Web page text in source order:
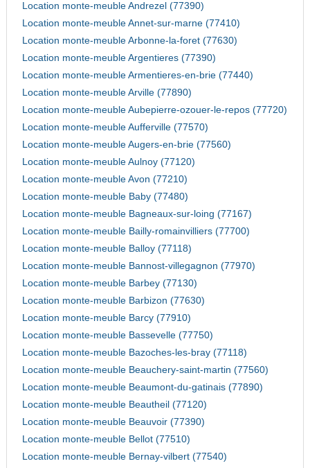
Location monte-meuble Andrezel (77390)
Location monte-meuble Annet-sur-marne (77410)
Location monte-meuble Arbonne-la-foret (77630)
Location monte-meuble Argentieres (77390)
Location monte-meuble Armentieres-en-brie (77440)
Location monte-meuble Arville (77890)
Location monte-meuble Aubepierre-ozouer-le-repos (77720)
Location monte-meuble Aufferville (77570)
Location monte-meuble Augers-en-brie (77560)
Location monte-meuble Aulnoy (77120)
Location monte-meuble Avon (77210)
Location monte-meuble Baby (77480)
Location monte-meuble Bagneaux-sur-loing (77167)
Location monte-meuble Bailly-romainvilliers (77700)
Location monte-meuble Balloy (77118)
Location monte-meuble Bannost-villegagnon (77970)
Location monte-meuble Barbey (77130)
Location monte-meuble Barbizon (77630)
Location monte-meuble Barcy (77910)
Location monte-meuble Bassevelle (77750)
Location monte-meuble Bazoches-les-bray (77118)
Location monte-meuble Beauchery-saint-martin (77560)
Location monte-meuble Beaumont-du-gatinais (77890)
Location monte-meuble Beautheil (77120)
Location monte-meuble Beauvoir (77390)
Location monte-meuble Bellot (77510)
Location monte-meuble Bernay-vilbert (77540)